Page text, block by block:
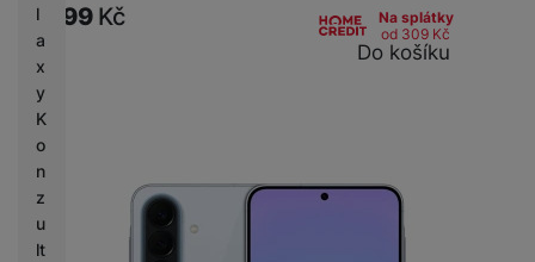
l
a
x
y
K
o
n
z
u
lt
11 999 Kč
Na splátky
od 309 Kč
Do košíku